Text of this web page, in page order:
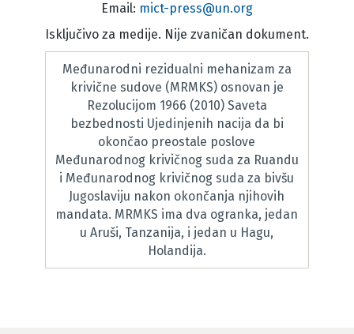
Email: mict-press@un.org
Isključivo za medije. Nije zvaničan dokument.
Međunarodni rezidualni mehanizam za
krivične sudove (MRMKS) osnovan je
Rezolucijom 1966 (2010) Saveta
bezbednosti Ujedinjenih nacija da bi
okončao preostale poslove
Međunarodnog krivičnog suda za Ruandu
i Međunarodnog krivičnog suda za bivšu
Jugoslaviju nakon okončanja njihovih
mandata. MRMKS ima dva ogranka, jedan
u Aruši, Tanzanija, i jedan u Hagu,
Holandija.